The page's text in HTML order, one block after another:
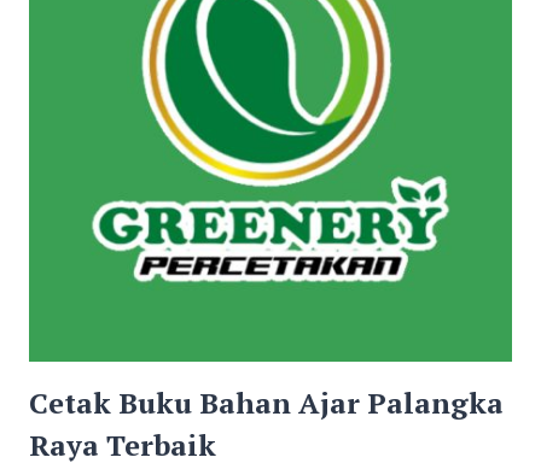
Cetak Buku Bahan Ajar Palangka
Raya Terbaik